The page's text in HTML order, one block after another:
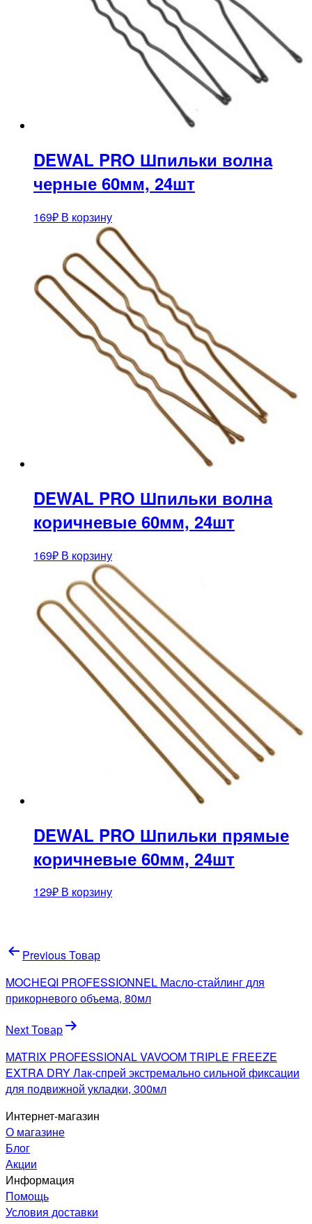
DEWAL PRO Шпильки волна
черные 60мм, 24шт
169₽ В корзину
DEWAL PRO Шпильки волна
коричневые 60мм, 24шт
169₽ В корзину
DEWAL PRO Шпильки прямые
коричневые 60мм, 24шт
129₽ В корзину
Навигация
по
записям
Previous Товар
MOCHEQI PROFESSIONNEL Масло-стайлинг для
прикорневого объема, 80мл
Next Товар
MATRIX PROFESSIONAL VAVOOM TRIPLE FREEZE
EXTRA DRY Лак-спрей экстремально сильной фиксации
для подвижной укладки, 300мл
Интернет-магазин
О магазине
Блог
Акции
Информация
Помощь
Условия доставки